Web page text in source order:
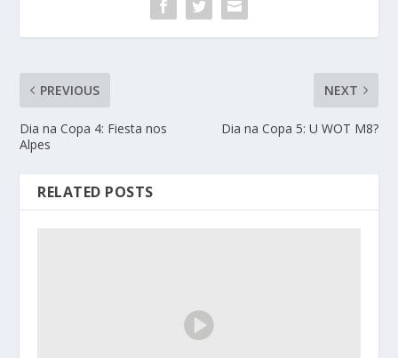
PREVIOUS
Dia na Copa 4: Fiesta nos
Alpes
NEXT
Dia na Copa 5: U WOT M8?
RELATED POSTS